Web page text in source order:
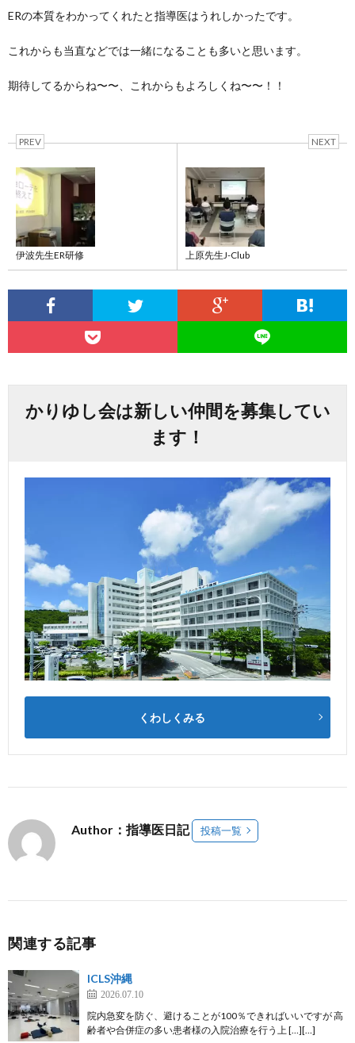
ERの本質をわかってくれたと指導医はうれしかったです。
これからも当直などでは一緒になることも多いと思います。
期待してるからね〜〜、これからもよろしくね〜〜！！
PREV
伊波先生ER研修
NEXT
上原先生J-Club
かりゆし会は新しい仲間を募集してい
ます！
くわしくみる
Author：指導医日記 投稿一覧
関連する記事
ICLS沖縄
2026.07.10
院内急変を防ぐ、避けることが100％できればいいですが 高
齢者や合併症の多い患者様の入院治療を行う上 […][…]